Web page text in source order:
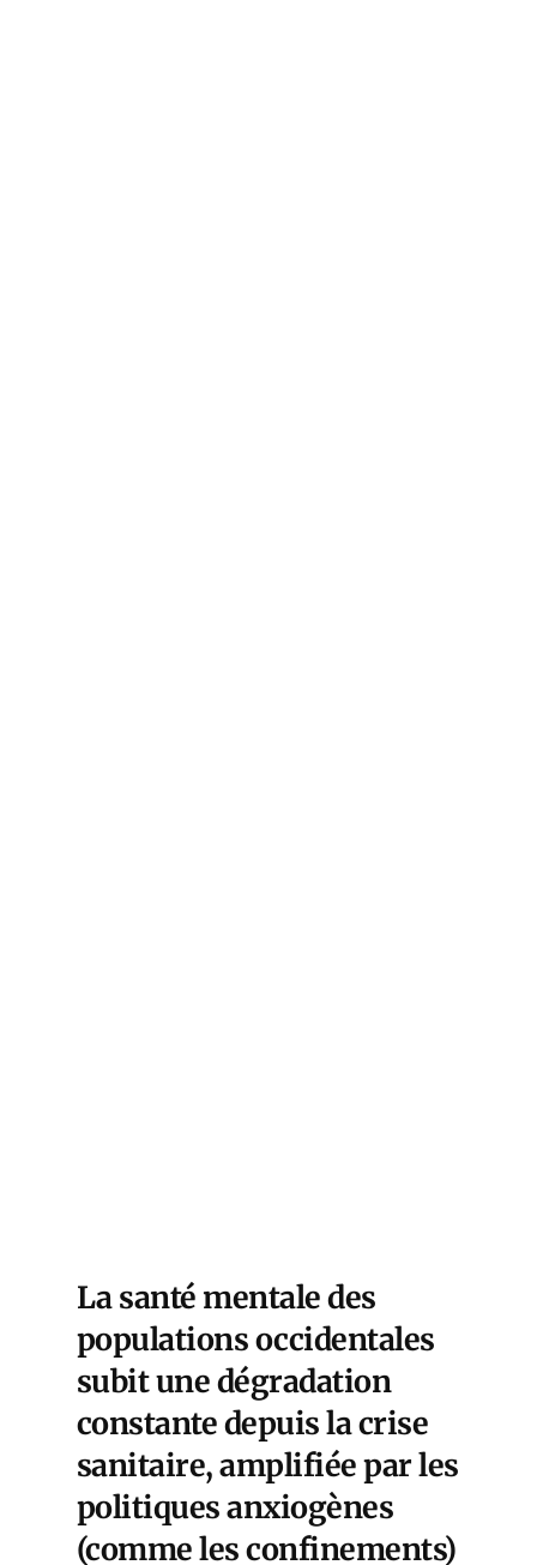
La santé mentale des
populations occidentales
subit une dégradation
constante depuis la crise
sanitaire, amplifiée par les
politiques anxiogènes
(comme les confinements)